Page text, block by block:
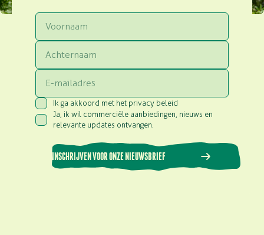
Consent (Vereist)
Ik ga akkoord met het privacy beleid
Consent(Vereist)
Ja, ik wil commerciële aanbiedingen, nieuws en
relevante updates ontvangen.
INSCHRIJVEN VOOR ONZE NIEUWSBRIEF